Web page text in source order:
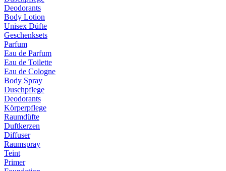
Deodorants
Body Lotion
Unisex Düfte
Geschenksets
Parfum
Eau de Parfum
Eau de Toilette
Eau de Cologne
Body Spray
Duschpflege
Deodorants
Körperpflege
Raumdüfte
Duftkerzen
Diffuser
Raumspray
Teint
Primer